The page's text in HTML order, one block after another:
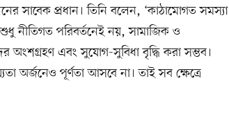
সাবেক প্রধান। তিনি বলেন, ‘কাঠামোগত সমস্যা
নীতিগত পরিবর্তনেই নয়, সামাজিক ও
অংশগ্রহণ এবং সুযোগ-সুবিধা বৃদ্ধি করা সম্ভব।
অর্জনেও পূর্ণতা আসবে না। তাই সব ক্ষেত্রে